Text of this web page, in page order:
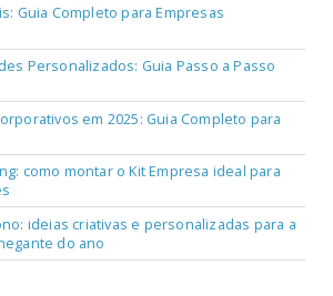
Guia Completo para Empresas
Personalizados: Guia Passo a Passo
em 2025: Guia Completo para
como montar o Kit Empresa ideal para
ideias criativas e personalizadas para a
do ano